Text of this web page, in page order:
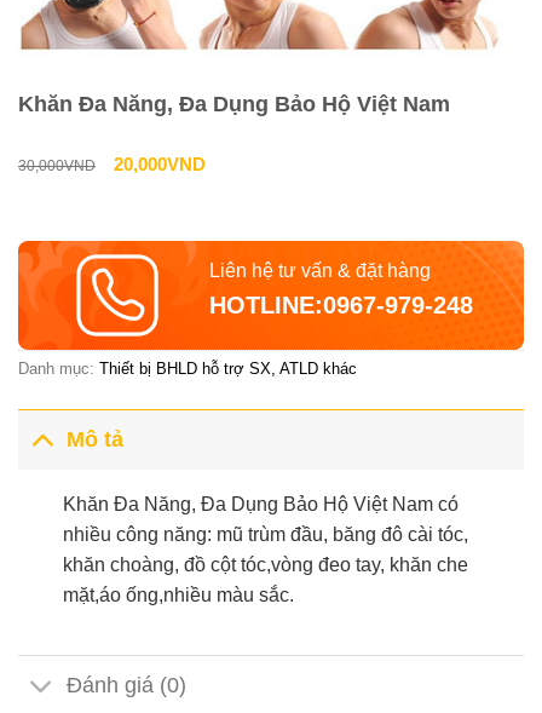
Khăn Đa Năng, Đa Dụng Bảo Hộ Việt Nam
30,000VND
Giá
là:
30,000VND.
20,000VNDGiá
tại
là:
20,000VND.
Liên hệ tư vấn & đặt hàng
HOTLINE:0967-979-248
Danh mục: Thiết bị BHLD hỗ trợ SX, ATLD khác
Mô tả
Khăn Đa Năng, Đa Dụng Bảo Hộ Việt Nam có
nhiều công năng: mũ trùm đầu, băng đô cài tóc,
khăn choàng, đồ cột tóc,vòng đeo tay, khăn che
mặt,áo ống,nhiều màu sắc.
Đánh giá (0)